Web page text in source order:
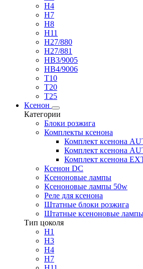
H4
H7
H8
H11
H27/880
H27/881
HB3/9005
HB4/9006
T10
T20
T25
Ксенон
Категории
Блоки розжига
Комплекты ксенона
Комплект ксенона
Комплект ксенона
Комплект ксенона
Ксенон DC
Ксеноновые лампы
Ксеноновые лампы 50w
Реле для ксенона
Штатные блоки розжига
Штатные ксеноновые
Тип цоколя
H1
H3
H4
H7